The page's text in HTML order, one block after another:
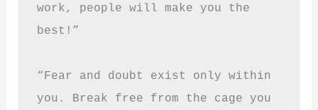
work, people will make you the
best!”
“Fear and doubt exist only within
you. Break free from the cage you